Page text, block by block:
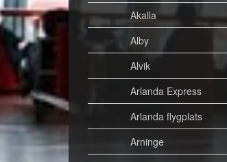
Akalla
Alby
Alvik
Arlanda Express
Arlanda flygplats
Arninge